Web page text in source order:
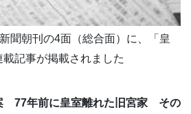
聞朝刊の4面（総合面）に、「皇
記事が掲載されました
77年前に皇室離れた旧宮家 その